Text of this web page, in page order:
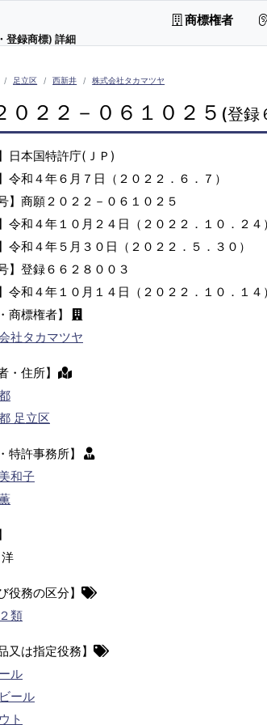
登録商標) 詳細
商標権者
足立区 西新井 株式会社タカマツヤ
０２２－０６１０２５ (登録
日本国特許庁(ＪＰ)
令和４年６月７日（２０２２．６．７）
】商願２０２２－０６１０２５
令和４年１０月２４日（２０２２．１０．２４）
令和４年５月３０日（２０２２．５．３０）
】登録６６２８００３
令和４年１０月１４日（２０２２．１０．１４）
商標権者】
社タカマツヤ
・住所】
足立区
特許事務所】
和子
役務の区分】
類
又は指定役務】
ル
ール
ト